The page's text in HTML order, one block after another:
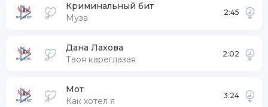
Криминальный бит
Муза
2:45
Дана Лахова
Твоя кареглазая
2:02
Мот
Как хотел я
3:24